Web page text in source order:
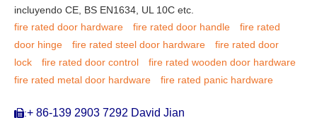
incluyendo CE, BS EN1634, UL 10C etc.
fire rated door hardware
fire rated door handle
fire rated
door hinge
fire rated steel door hardware
fire rated door
lock
fire rated door control
fire rated wooden door hardware
fire rated metal door hardware
fire rated panic hardware
:+ 86-139 2903 7292 David Jian